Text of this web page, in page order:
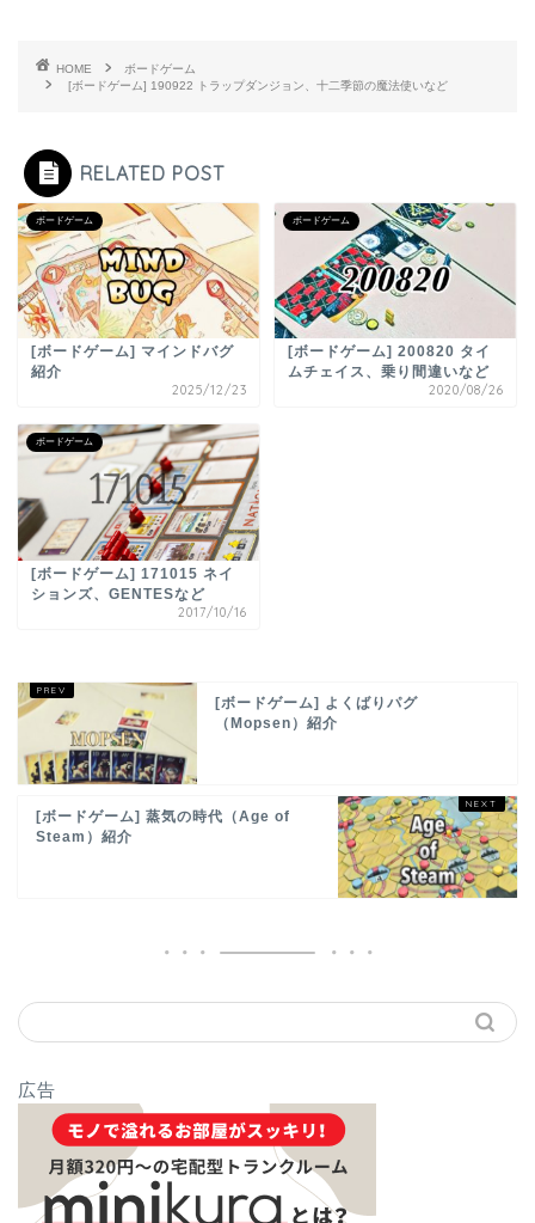
HOME
ボードゲーム
[ボードゲーム] 190922 トラップダンジョン、十二季節の魔法使いなど
RELATED POST
ボードゲーム
[ボードゲーム] マインドバグ
紹介
2025/12/23
ボードゲーム
[ボードゲーム] 200820 タイ
ムチェイス、乗り間違いなど
2020/08/26
ボードゲーム
[ボードゲーム] 171015 ネイ
ションズ、GENTESなど
2017/10/16
[ボードゲーム] よくばりパグ
（Mopsen）紹介
[ボードゲーム] 蒸気の時代（Age of
Steam）紹介
広告